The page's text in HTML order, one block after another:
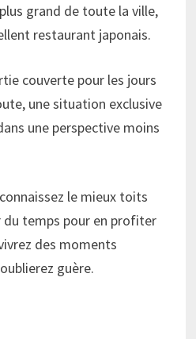
grand de toute la ville,
restaurant japonais.
couverte pour les jours
une situation exclusive
une perspective moins
le mieux toits
du temps pour en profiter
des moments
guère.